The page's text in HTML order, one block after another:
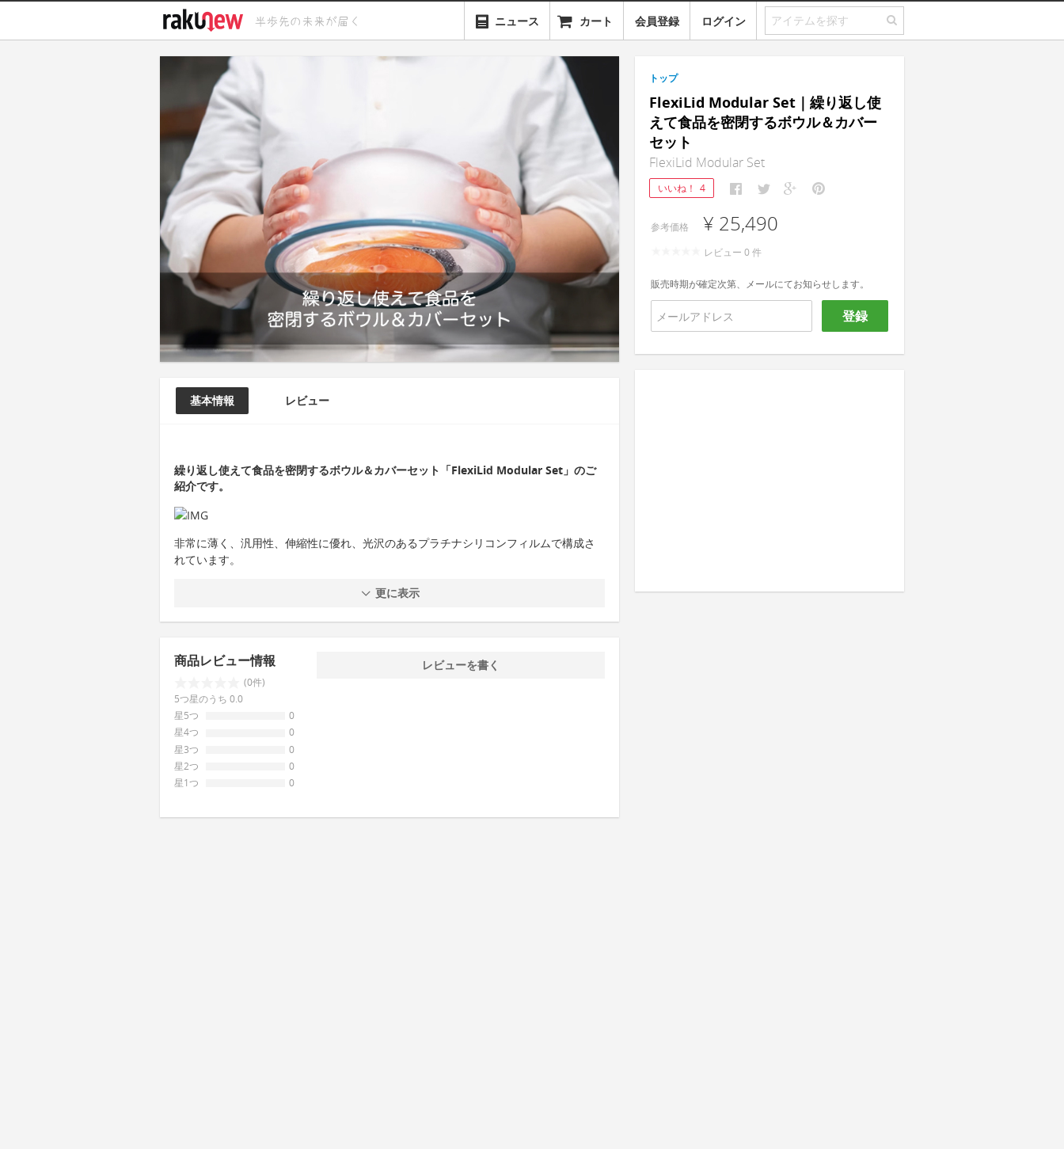
ニュース カート 会員登録 ログイン
基本情報 レビュー
繰り返し使えて食品を密閉するボウル＆カバーセット「FlexiLid Modular Set」のご
紹介です。
非常に薄く、汎用性、伸縮性に優れ、光沢のあるプラチナシリコンフィルムで構成さ
れています。
更に表示
商品レビュー情報
(0件)
5つ星のうち 0.0
星5つ
0
星4つ
0
星3つ
0
星2つ
0
星1つ
0
レビューを書く
トップ
FlexiLid Modular Set｜繰り返し使
えて食品を密閉するボウル＆カバー
セット
FlexiLid Modular Set
いいね！ 4
参考価格 ¥ 25,490
レビュー 0 件
販売時期が確定次第、メールにてお知らせします。
登録